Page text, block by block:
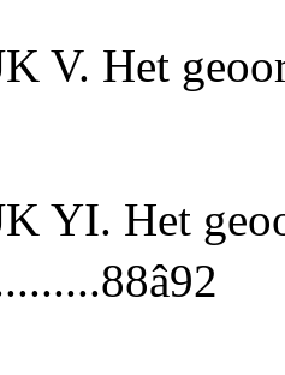
V. Het
YI. Het